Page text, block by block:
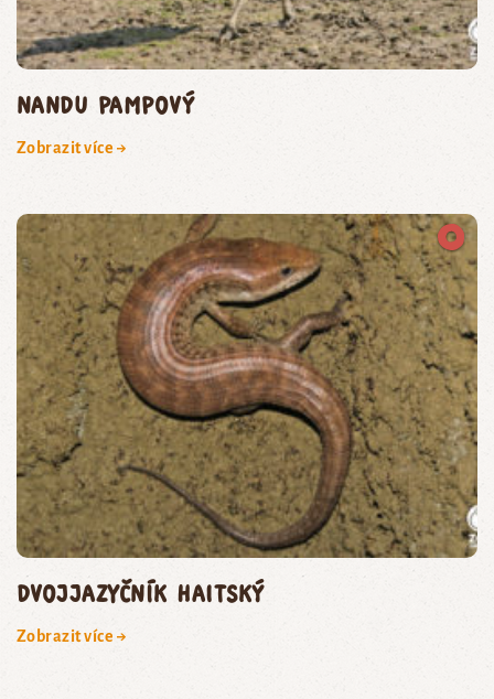
nandu pampový
Zobrazit více →
dvojjazyčník haitský
Zobrazit více →